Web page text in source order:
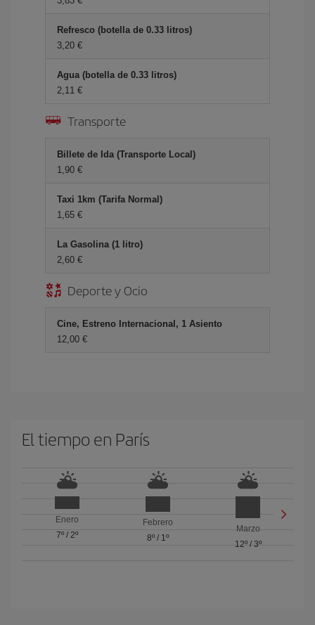
Refresco (botella de 0.33 litros)
3,20 €
Agua (botella de 0.33 litros)
2,11 €
Transporte
Billete de Ida (Transporte Local)
1,90 €
Taxi 1km (Tarifa Normal)
1,65 €
La Gasolina (1 litro)
2,60 €
Deporte y Ocio
Cine, Estreno Internacional, 1 Asiento
12,00 €
El tiempo en París
Enero
7º/ 2º
Febrero
8º/ 1º
Marzo
12º/ 3º